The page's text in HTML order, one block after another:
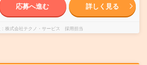
応募へ進む 詳しく見る
株式会社テクノ・サービス 採用担当